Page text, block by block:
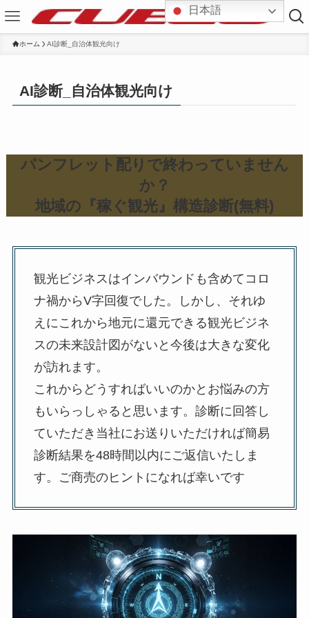
ホーム AI診断_自治体観光向け
AI診断_自治体観光向け
パンフレット配りで終わっていません
か？
地域の『稼ぐ観光』構造診断(無料)
観光ビジネスはインバウンドも含めてコロ
ナ禍からV字回復でした。しかし、それゆ
えにこれから地元に還元できる観光ビジネ
スの未来設計図がないと今後は大きな変化
が訪れます。
これからどうすればいいのかとお悩みの方
もいらっしゃると思います。診断に回答し
ていただき当社にお送りいただければ簡易
診断結果を48時間以内にご返信いたしま
す。ご商売のヒントになれば幸いです
日本語